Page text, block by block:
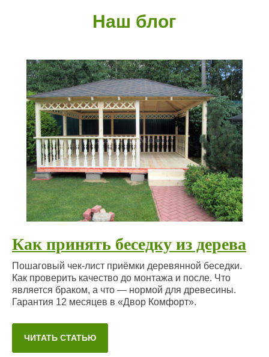
Наш блог
Как принять беседку из дерева
Пошаговый чек-лист приёмки деревянной беседки.
Как проверить качество до монтажа и после. Что
является браком, а что — нормой для древесины.
Гарантия 12 месяцев в «Двор Комфорт».
ЧИТАТЬ СТАТЬЮ